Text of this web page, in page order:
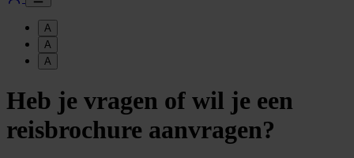
A
A
A
Heb je vragen of wil je een
reisbrochure aanvragen?